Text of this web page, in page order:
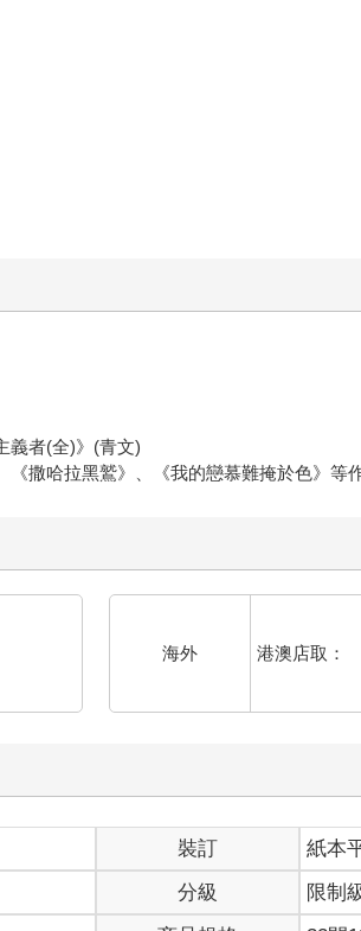
義者(全)》(青文)
《撒哈拉黑鷲》、《我的戀慕難掩於色》等
海外 港澳店取：
裝訂
紙本
分級
限制